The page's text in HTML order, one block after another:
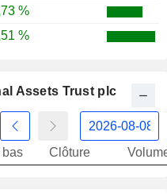
%
%
Assets Trust plc
bas Clôture